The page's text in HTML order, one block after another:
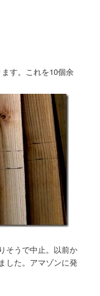
す。これを10個余
そうで中止。以前か
した。アマゾンに発